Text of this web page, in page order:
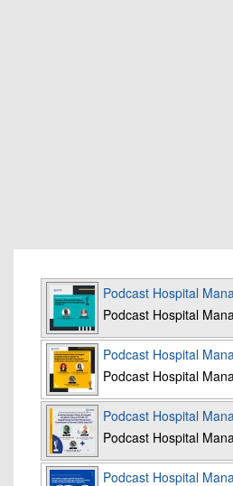
Podcast Hospital
Podcast Hospital
Podcast Hospital
Podcast Hospital
Podcast Hospital
Podcast Hospital
Podcast Hospital